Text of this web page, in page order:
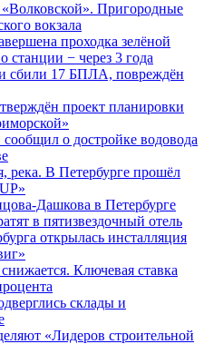
Пригородные
вокзала
проходка зелёной
− через 3 года
сбили 17 БПЛА, повреждён
проект планировки
о достройке водовода
река. В Петербурге прошёл
Дашкова в Петербурге
в пятизвездочный отель
открылась инсталляция
Ключевая ставка
склады и
«Лидеров строительной